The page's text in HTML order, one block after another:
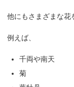
他にもさまざまな花
例えば、
千両や南天
菊